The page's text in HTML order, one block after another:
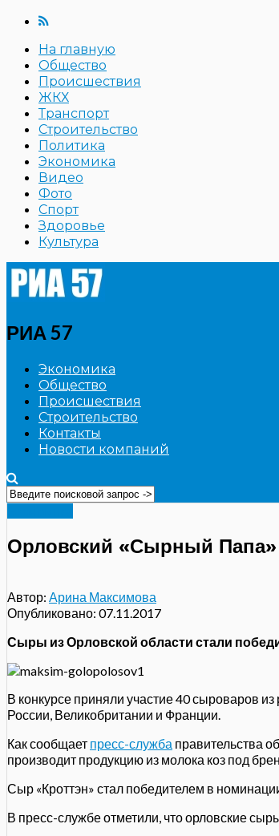
На главную
Общество
Происшествия
ЖКХ
Транспорт
Строительство
Политика
Экономика
Видео
Фото
Спорт
Здоровье
Культура
РИА 57
Экономика
Общество
Происшествия
Строительство
Контакты
Новости компаний
Орловский «Сырный
Автор: Арина Максимова
Опубликовано: 07.11.2017
Сыры из Орловской области стали
В конкурсе приняли участие 40 сыроваров
России, Великобритании и Франции.
Как сообщает пресс-служба правительства
производит продукцию из молока коз под
Сыр «Кроттэн» стал победителем в
В пресс-службе отметили, что орловские